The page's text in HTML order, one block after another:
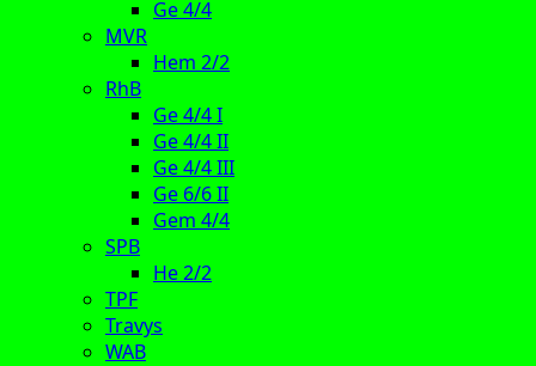
Ge 4/4
MVR
Hem 2/2
RhB
Ge 4/4 I
Ge 4/4 II
Ge 4/4 III
Ge 6/6 II
Gem 4/4
SPB
He 2/2
TPF
Travys
WAB